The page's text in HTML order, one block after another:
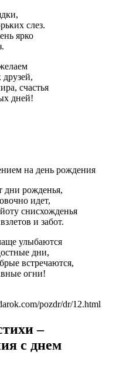
слез.
ярко
счастья
дней!
на день рождения
дни рожденья,
идет,
снисхожденья
и забот.
улыбаются
дни,
встречаются,
огни!
pozdr/dr/12.html
–
с днем